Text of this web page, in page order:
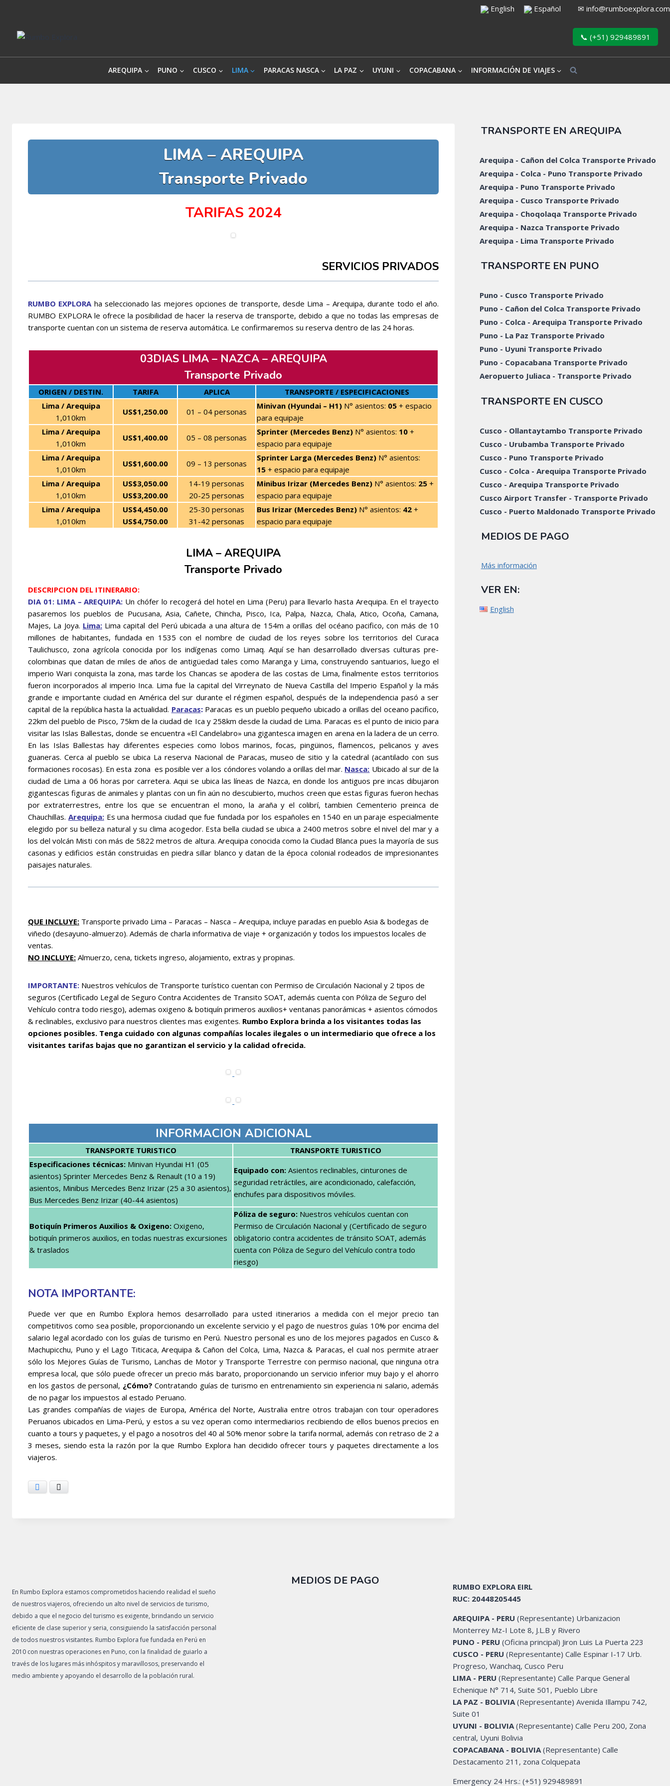
contenido
English Español ✉ info@rumboexplora.com
📞 (+51) 929489891
AREQUIPA PUNO CUSCO LIMA PARACAS NASCA LA PAZ UYUNI COPACABANA INFORMACIÓN DE VIAJES
LIMA – AREQUIPA
Transporte Privado
TARIFAS 2024
SERVICIOS PRIVADOS
RUMBO EXPLORA ha seleccionado las mejores opciones de transporte, desde Lima – Arequipa, durante todo el año.
RUMBO EXPLORA le ofrece la posibilidad de hacer la reserva de transporte, debido a que no todas las empresas de
transporte cuentan con un sistema de reserva automática. Le confirmaremos su reserva dentro de las 24 horas.
03DIAS LIMA – NAZCA – AREQUIPA
Transporte Privado
ORIGEN / DESTIN. TARIFA APLICA
TRANSPORTE / ESPECIFICACIONES
Lima / Arequipa
1,010km
US$1,250.00 01 – 04 personas
Minivan (Hyundai – H1) N° asientos: 05 + espacio
para equipaje
Lima / Arequipa
1,010km
US$1,400.00 05 – 08 personas
Sprinter (Mercedes Benz) N° asientos: 10 +
espacio para equipaje
Lima / Arequipa
1,010km
US$1,600.00 09 – 13 personas
Sprinter Larga (Mercedes Benz) N° asientos:
15 + espacio para equipaje
Lima / Arequipa
1,010km
US$3,050.00
US$3,200.00
14-19 personas
20-25 personas
Minibus Irizar (Mercedes Benz) N° asientos: 25 +
espacio para equipaje
Lima / Arequipa
1,010km
US$4,450.00
US$4,750.00
25-30 personas
31-42 personas
Bus Irizar (Mercedes Benz) N° asientos: 42 +
espacio para equipaje
LIMA – AREQUIPA
Transporte Privado
DESCRIPCION DEL ITINERARIO:
DIA 01: LIMA – AREQUIPA: Un chófer lo recogerá del hotel en Lima (Peru) para llevarlo hasta Arequipa. En el trayecto
pasaremos los pueblos de Pucusana, Asia, Cañete, Chincha, Pisco, Ica, Palpa, Nazca, Chala, Atico, Ocoña, Camana,
Majes, La Joya. Lima:Lima capital del Perú ubicada a una altura de 154m a orillas del océano pacifico, con más de 10
millones de habitantes, fundada en 1535 con el nombre de ciudad de los reyes sobre los territorios del Curaca
Taulichusco, zona agrícola conocida por los indígenas como Limaq. Aquí se han desarrollado diversas culturas pre-
colombinas que datan de miles de años de antigüedad tales como Maranga y Lima, construyendo santuarios, luego el
imperio Wari conquista la zona, mas tarde los Chancas se apodera de las costas de Lima, finalmente estos territorios
fueron incorporados al imperio Inca. Lima fue la capital del Virreynato de Nueva Castilla del Imperio Español y la más
grande e importante ciudad en América del sur durante el régimen español, después de la independencia pasó a ser
capital de la república hasta la actualidad. Paracas:Paracas es un pueblo pequeño ubicado a orillas del oceano pacifico,
22km del pueblo de Pisco, 75km de la ciudad de Ica y 258km desde la ciudad de Lima. Paracas es el punto de inicio para
visitar las Islas Ballestas, donde se encuentra «El Candelabro» una gigantesca imagen en arena en la ladera de un cerro.
En las Islas Ballestas hay diferentes especies como lobos marinos, focas, pingüinos, flamencos, pelicanos y aves
guaneras. Cerca al pueblo se ubica La reserva Nacional de Paracas, museo de sitio y la catedral (acantilado con sus
formaciones rocosas). En esta zona es posible ver a los cóndores volando a orillas del mar. Nasca: Ubicado al sur de la
ciudad de Lima a 06 horas por carretera. Aqui se ubica las líneas de Nazca, en donde los antiguos pre incas dibujaron
gigantescas figuras de animales y plantas con un fin aún no descubierto, muchos creen que estas figuras fueron hechas
por extraterrestres, entre los que se encuentran el mono, la araña y el colibrí, tambien Cementerio preinca de
Chauchillas. Arequipa:Es una hermosa ciudad que fue fundada por los españoles en 1540 en un paraje especialmente
elegido por su belleza natural y su clima acogedor. Esta bella ciudad se ubica a 2400 metros sobre el nivel del mar y a
los del volcán Misti con más de 5822 metros de altura. Arequipa conocida como la Ciudad Blanca pues la mayoría de sus
casonas y edificios están construidas en piedra sillar blanco y datan de la época colonial rodeados de impresionantes
paisajes naturales.
QUE INCLUYE: Transporte privado Lima – Paracas – Nasca – Arequipa, incluye paradas en pueblo Asia & bodegas de
viñedo (desayuno-almuerzo). Además de charla informativa de viaje + organización y todos los impuestos locales de
ventas.
NO INCLUYE: Almuerzo, cena, tickets ingreso, alojamiento, extras y propinas.
IMPORTANTE: Nuestros vehículos de Transporte turístico cuentan con Permiso de Circulación Nacional y 2 tipos de
seguros (Certificado Legal de Seguro Contra Accidentes de Transito SOAT, además cuenta con Póliza de Seguro del
Vehículo contra todo riesgo), ademas oxigeno & botiquín primeros auxilios+ ventanas panorámicas + asientos cómodos
& reclinables, exclusivo para nuestros clientes mas exigentes. Rumbo Explora brinda a los visitantes todas las
opciones posibles. Tenga cuidado con algunas compañías locales ilegales o un intermediario que ofrece a los
visitantes tarifas bajas que no garantizan el servicio y la calidad ofrecida.
INFORMACION ADICIONAL
TRANSPORTE TURISTICO
TRANSPORTE TURISTICO
Especificaciones técnicas: Minivan Hyundai H1 (05
asientos) Sprinter Mercedes Benz & Renault (10 a 19)
asientos, Minibus Mercedes Benz Irizar (25 a 30 asientos),
Bus Mercedes Benz Irizar (40-44 asientos)
Equipado con: Asientos reclinables, cinturones de
seguridad retráctiles, aire acondicionado, calefacción,
enchufes para dispositivos móviles.
Botiquín Primeros Auxilios & Oxigeno: Oxigeno,
botiquín primeros auxilios, en todas nuestras excursiones
& traslados
Póliza de seguro: Nuestros vehículos cuentan con
Permiso de Circulación Nacional y (Certificado de seguro
obligatorio contra accidentes de tránsito SOAT, además
cuenta con Póliza de Seguro del Vehículo contra todo
riesgo)
NOTA IMPORTANTE:
Puede ver que en Rumbo Explora hemos desarrollado para usted itinerarios a medida con el mejor precio tan
competitivos como sea posible, proporcionando un excelente servicio y el pago de nuestros guías 10% por encima del
salario legal acordado con los guías de turismo en Perú. Nuestro personal es uno de los mejores pagados en Cusco &
Machupicchu, Puno y el Lago Titicaca, Arequipa & Cañon del Colca, Lima, Nazca & Paracas, el cual nos permite atraer
sólo los Mejores Guías de Turismo, Lanchas de Motor y Transporte Terrestre con permiso nacional, que ninguna otra
empresa local, que sólo puede ofrecer un precio más barato, proporcionando un servicio inferior muy bajo y el ahorro
en los gastos de personal, ¿Cómo? Contratando guías de turismo en entrenamiento sin experiencia ni salario, además
de no pagar los impuestos al estado Peruano.
Las grandes compañías de viajes de Europa, América del Norte, Australia entre otros trabajan con tour operadores
Peruanos ubicados en Lima-Perú, y estos a su vez operan como intermediarios recibiendo de ellos buenos precios en
cuanto a tours y paquetes, y el pago a nosotros del 40 al 50% menor sobre la tarifa normal, además con retraso de 2 a
3 meses, siendo esta la razón por la que Rumbo Explora han decidido ofrecer tours y paquetes directamente a los
viajeros.
Facebook
TRANSPORTE EN AREQUIPA
Arequipa - Cañon del Colca Transporte Privado
Arequipa - Colca - Puno Transporte Privado
Arequipa - Puno Transporte Privado
Arequipa - Cusco Transporte Privado
Arequipa - Choqolaqa Transporte Privado
Arequipa - Nazca Transporte Privado
Arequipa - Lima Transporte Privado
TRANSPORTE EN PUNO
Puno - Cusco Transporte Privado
Puno - Cañon del Colca Transporte Privado
Puno - Colca - Arequipa Transporte Privado
Puno - La Paz Transporte Privado
Puno - Uyuni Transporte Privado
Puno - Copacabana Transporte Privado
Aeropuerto Juliaca - Transporte Privado
TRANSPORTE EN CUSCO
Cusco - Ollantaytambo Transporte Privado
Cusco - Urubamba Transporte Privado
Cusco - Puno Transporte Privado
Cusco - Colca - Arequipa Transporte Privado
Cusco - Arequipa Transporte Privado
Cusco Airport Transfer - Transporte Privado
Cusco - Puerto Maldonado Transporte Privado
MEDIOS DE PAGO
Más información
VER EN:
English
En Rumbo Explora estamos comprometidos haciendo realidad el sueño
de nuestros viajeros, ofreciendo un alto nivel de servicios de turismo,
debido a que el negocio del turismo es exigente, brindando un servicio
eficiente de clase superior y seria, consiguiendo la satisfacción personal
de todos nuestros visitantes. Rumbo Explora fue fundada en Perú en
2010 con nuestras operaciones en Puno, con la finalidad de guiarlo a
través de los lugares más inhóspitos y maravillosos, preservando el
medio ambiente y apoyando el desarrollo de la población rural.
MEDIOS DE PAGO
RUMBO EXPLORA EIRL
RUC: 20448205445
AREQUIPA - PERU (Representante) Urbanizacion
Monterrey Mz-I Lote 8, J.L.B y Rivero
PUNO - PERU (Oficina principal) Jiron Luis La Puerta 223
CUSCO - PERU (Representante) Calle Espinar I-17 Urb.
Progreso, Wanchaq, Cusco Peru
LIMA - PERU (Representante) Calle Parque General
Echenique N° 714, Suite 501, Pueblo Libre
LA PAZ - BOLIVIA (Representante) Avenida Illampu 742,
Suite 01
UYUNI - BOLIVIA (Representante) Calle Peru 200, Zona
central, Uyuni Bolivia
COPACABANA - BOLIVIA (Representante) Calle
Destacamento 211, zona Colquepata
Emergency 24 Hrs.: (+51) 929489891